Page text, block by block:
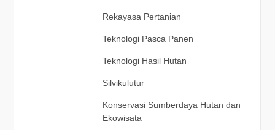
Rekayasa Pertanian
Teknologi Pasca Panen
Teknologi Hasil Hutan
Silvikulutur
Konservasi Sumberdaya Hutan dan
Ekowisata